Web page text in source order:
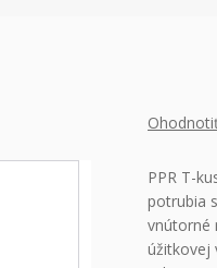
PPR T-
potrubia
vnútorné
úžitkovej